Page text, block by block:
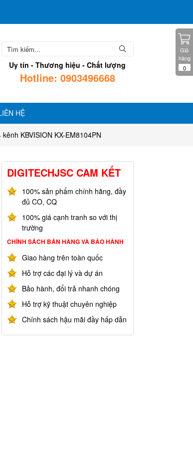
Uy tín - Thương hiệu - Chất lượng
Hotline: 0903496668
HỆ
Giỏ
hàng
0
KBVISION KX-EM8104PN
DIGITECHJSC CAM KẾT
100% sản phẩm chính hãng, đầy
đủ CO, CQ
100% giá cạnh tranh so với thị
trường
CHÍNH SÁCH BÁN HÀNG VÀ BẢO HÀNH
Giao hàng trên toàn quốc
Hỗ trợ các đại lý và dự án
Bảo hành, đổi trả nhanh chóng
Hỗ trợ kỹ thuật chuyên nghiệp
Chính sách hậu mãi đầy hấp dẫn